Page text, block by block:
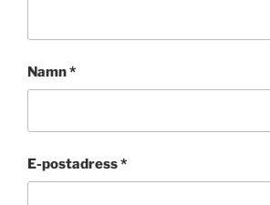
Namn*
E-postadress*